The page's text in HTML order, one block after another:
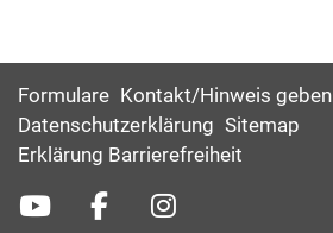
Formulare Kontakt/Hinweis geben
Datenschutzerklärung Sitemap
Erklärung Barrierefreiheit